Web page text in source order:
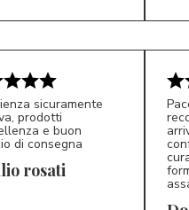
sicuramente
prodotti
e buon
di consegna
rosati